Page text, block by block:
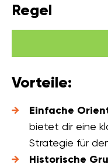
Regel
Vorteile:
Einfache
bietet dir eine
Strategie für
Historische